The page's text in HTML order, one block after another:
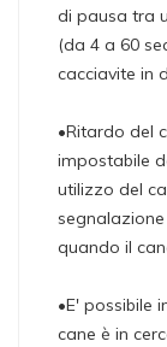
di pausa tra
(da 4 a 60
cacciavite in
•Ritardo del
impostabile
utilizzo del
quando il
•E' possibile
cane è in